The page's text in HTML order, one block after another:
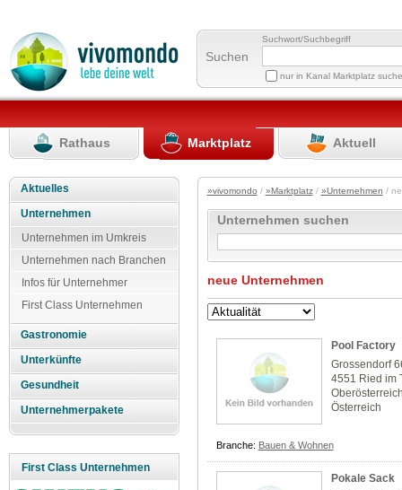
Suchen
Suchwort/Suchbegriff
nur in Kanal Marktplatz
Rathaus Marktplatz Aktuell
Aktuelles
Unternehmen
Unternehmen im Umkreis
Unternehmen nach Branchen
Infos für Unternehmer
First Class Unternehmen
Gastronomie
Unterkünfte
Gesundheit
Unternehmerpakete
First Class Unternehmen
»vivomondo / »Marktplatz/ »Unternehmen /
Unternehmen suchen
neue Unternehmen
Pool Factory
Grossendorf
4551 Ried im
Österreich
Branche: Bauen & Wohnen
Pokale Sack